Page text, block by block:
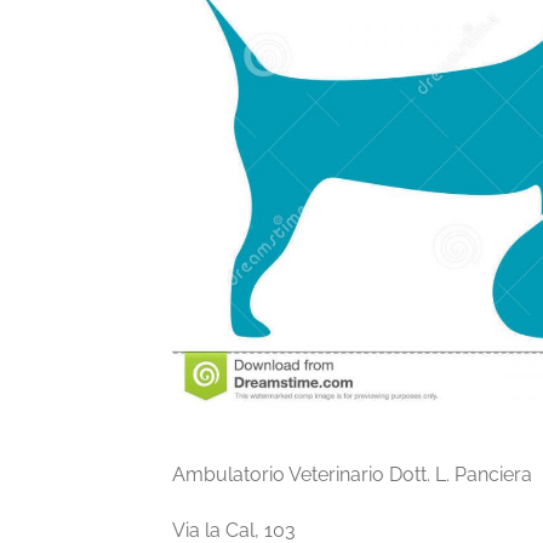
Ambulatorio Veterinario Dott. L. Panciera
Via la Cal, 103